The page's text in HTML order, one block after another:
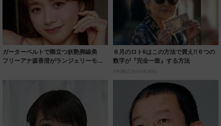
ガーターベルトで際立つ妖艶脚線美
フリーアナ森香澄がランジェリーモデ
８月のロト6はこの方法で買え!!６つの
数字が『完全一致』する方法
PR(株式会社MURA)